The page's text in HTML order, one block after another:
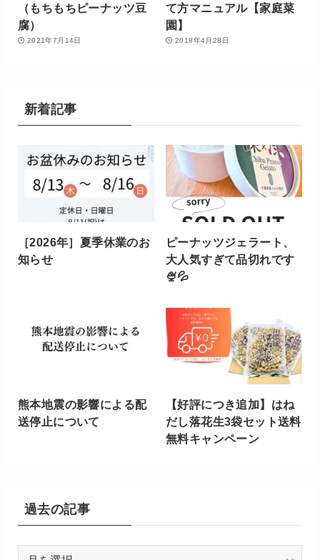
（もちもちピーナッツ豆
腐）
2021年7月14日
て方マニュアル【家庭菜
園】
2018年4月28日
新着記事
［2026年］夏季休業のお
知らせ
ピーナッツジェラート、
大人気すぎて品切れです
🍨💦
熊本地震の影響による配
送停止について
【好評につき追加】はね
だし落花生3袋セット送料
無料キャンペーン
過去の記事